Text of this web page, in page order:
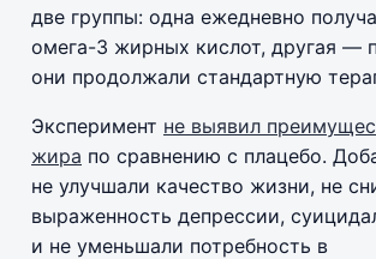
две группы: одна ежедневно
омега-3 жирных кислот, другая —
они продолжали стандартную
Эксперимент не выявил
жира по сравнению с плацебо.
не улучшали качество жизни, не
выраженность депрессии,
и не уменьшали потребность в